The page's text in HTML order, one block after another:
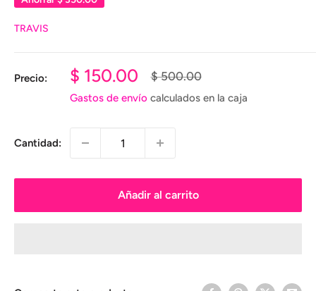
TRAVIS
Precio:
Precio
de
$ 150.00
Precio
$ 500.00
Gastos de envío calculados en la caja
Cantidad:
Añadir al carrito